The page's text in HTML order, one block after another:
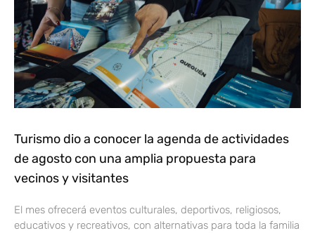
Turismo dio a conocer la agenda de actividades
de agosto con una amplia propuesta para
vecinos y visitantes
El mes ofrecerá eventos culturales, deportivos, religiosos,
educativos y recreativos, con alternativas para toda la familia